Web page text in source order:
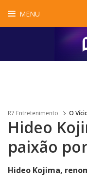
MENU
R7 Entretenimento O
Hideo
paixão
Hideo Kojima,